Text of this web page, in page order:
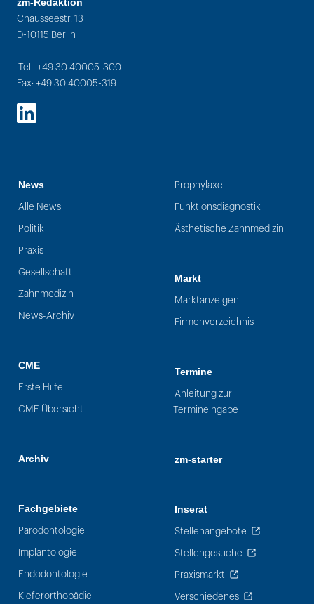
zm-Redaktion
Chausseestr. 13
D-10115 Berlin
Tel.: +49 30 40005-300
Fax: +49 30 40005-319
LinkedIn
News
Alle News
Politik
Praxis
Gesellschaft
Zahnmedizin
News-Archiv
CME
Erste Hilfe
CME Übersicht
Archiv
Fachgebiete
Parodontologie
Implantologie
Endodontologie
Kieferorthopädie
Prophylaxe
Funktionsdiagnostik
Ästhetische Zahnmedizin
Markt
Marktanzeigen
Firmenverzeichnis
Termine
Anleitung zur
Termineingabe
zm-starter
Inserat
Stellenangebote
Stellengesuche
Praxismarkt
Verschiedenes